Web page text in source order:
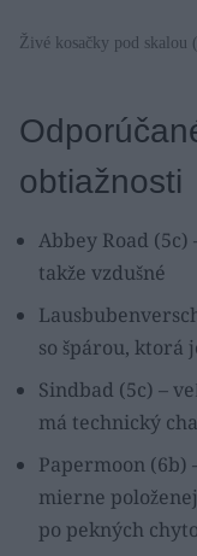
Živé kosačky pod skalou (
obtiažnosti
Abbey Road
takže vzdušné
so špárou, ktorá
Sindbad (5c) –
má technický
Papermoon (6b)
mierne
po pekných